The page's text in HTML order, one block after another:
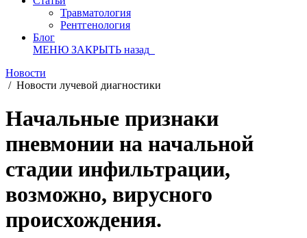
Травматология
Рентгенология
Блог
МЕНЮ ЗАКРЫТЬ назад
Новости
/ Новости лучевой диагностики
Начальные признаки
пневмонии на начальной
стадии инфильтрации,
возможно, вирусного
происхождения.